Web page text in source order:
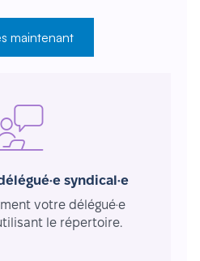
maintenant
syndical·e
votre délégué·e
le répertoire.